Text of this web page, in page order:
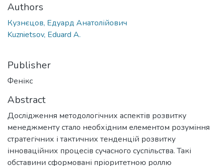
Authors
Кузнєцов, Едуард Анатолійович
Kuznietsov, Eduard A.
Publisher
Фенікс
Abstract
Дослідження методологічних аспектів розвитку
менеджменту стало необхідним елементом розуміння
стратегічних і тактичних тенденцій розвитку
інноваційних процесів сучасного суспільства. Такі
обставини сформовані пріоритетною роллю